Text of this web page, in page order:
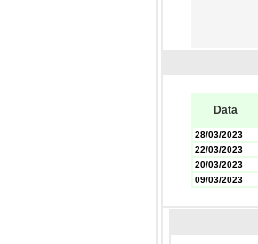
Data
28/03/2023
22/03/2023
20/03/2023
09/03/2023